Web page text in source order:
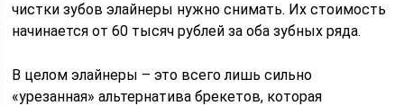
чистки зубов элайнеры нужно снимать. Их стоимость
начинается от 60 тысяч рублей за оба зубных ряда.
В целом элайнеры – это всего лишь сильно
«урезанная» альтернатива брекетов, которая